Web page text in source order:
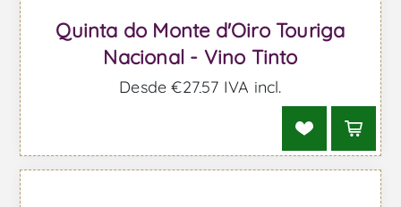
Quinta do Monte d'Oiro Touriga
Nacional - Vino Tinto
Desde €27,57 IVA incl.